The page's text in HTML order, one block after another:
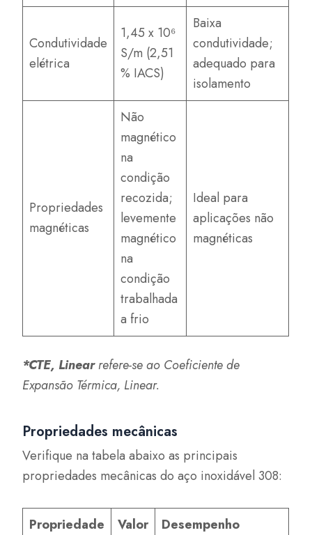
Condutividade
elétrica
1,45 x 10⁶
S/m (2,51
% IACS)
Baixa
condutividade;
adequado para
isolamento
Propriedades
magnéticas
Não
magnético
na
condição
recozida;
levemente
magnético
na
condição
trabalhada
a frio
Ideal para
aplicações não
magnéticas
*CTE, Linearrefere-se ao Coeficiente de
Expansão Térmica, Linear.
Propriedades mecânicas
Verifique na tabela abaixo as principais
propriedades mecânicas do aço inoxidável 308:
Propriedade Valor Desempenho